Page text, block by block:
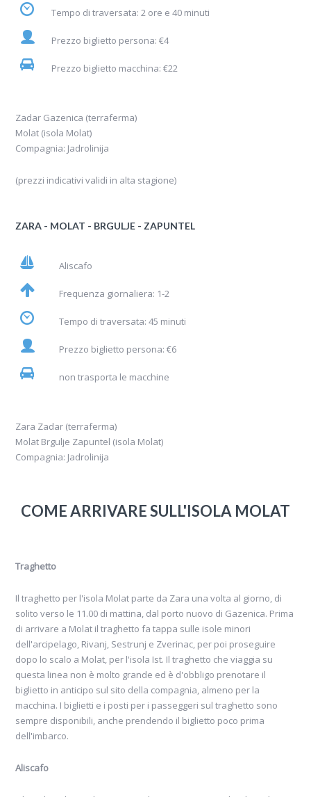
Tempo di traversata: 2 ore e 40 minuti
Prezzo biglietto persona: €4
Prezzo biglietto macchina: €22
Zadar Gazenica (terraferma)
Molat (isola Molat)
Compagnia: Jadrolinija
(prezzi indicativi validi in alta stagione)
ZARA - MOLAT - BRGULJE - ZAPUNTEL
Aliscafo
Frequenza giornaliera: 1-2
Tempo di traversata: 45 minuti
Prezzo biglietto persona: €6
non trasporta le macchine
Zara Zadar (terraferma)
Molat Brgulje Zapuntel (isola Molat)
Compagnia: Jadrolinija
COME ARRIVARE SULL'ISOLA MOLAT
Traghetto
Il traghetto per l'isola Molat parte da Zara una volta al giorno, di
solito verso le 11.00 di mattina, dal porto nuovo di Gazenica. Prima
di arrivare a Molat il traghetto fa tappa sulle isole minori
dell'arcipelago, Rivanj, Sestrunj e Zverinac, per poi proseguire
dopo lo scalo a Molat, per l'isola Ist. Il traghetto che viaggia su
questa linea non è molto grande ed è d'obbligo prenotare il
biglietto in anticipo sul sito della compagnia, almeno per la
macchina. I biglietti e i posti per i passeggeri sul traghetto sono
sempre disponibili, anche prendendo il biglietto poco prima
dell'imbarco.
Aliscafo